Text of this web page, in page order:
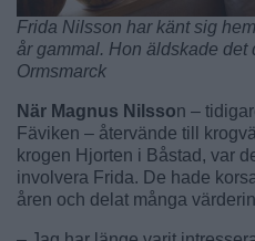
Frida Nilsson har känt sig
år gammal. Hon äldskade det
Ormsmarck
När Magnus Nilsson –
Fäviken – återvände till
krogen Hjorten i Båstad, var
involvera Frida. De hade
åren och delat många